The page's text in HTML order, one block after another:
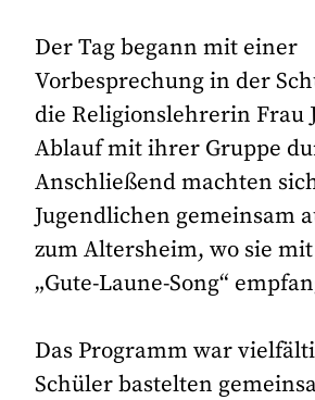
Der Tag begann mit einer
Vorbesprechung in der
die Religionslehrerin Frau
Ablauf mit ihrer Gruppe
Anschließend machten
Jugendlichen gemeinsam
zum Altersheim, wo sie
„Gute-Laune-Song“
Das Programm war
Schüler bastelten